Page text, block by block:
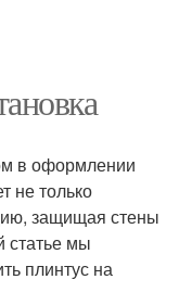
в оформлении
не только
защищая стены
статье мы
плинтус на